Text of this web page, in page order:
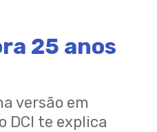
25 anos
versão em
DCI te explica